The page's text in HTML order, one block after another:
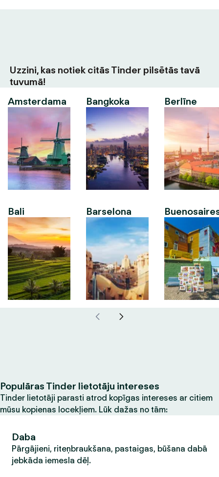
Uzzini, kas notiek citās Tinder pilsētās tavā
tuvumā!
Amsterdama
Bali
Bangkoka
Barselona
Berlīne
Populāras Tinder lietotāju intereses
Tinder lietotāji parasti atrod kopīgas intereses ar citiem
mūsu kopienas locekļiem. Lūk dažas no tām:
Daba
Pārgājieni, riteņbraukšana, pastaigas, būšana dabā
jebkāda iemesla dēļ.